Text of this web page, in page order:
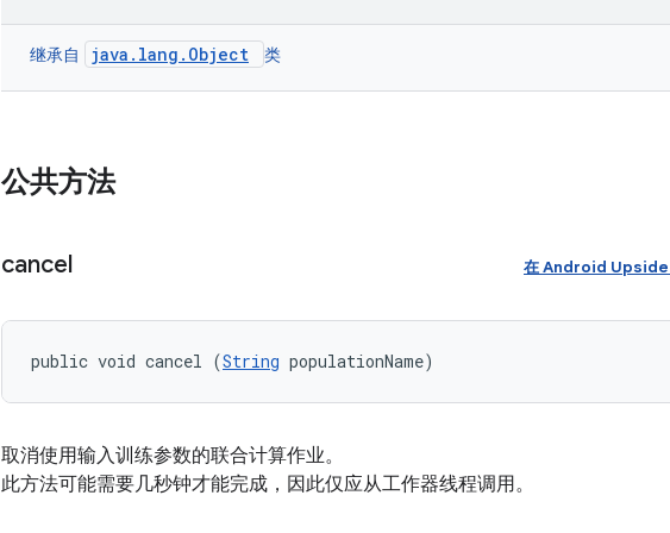
继承自 java.lang.Object 类
公共方法
cancel 在 Android
public void cancel (String populationName)
取消使用输入训练参数的联合计算作业。
此方法可能需要几秒钟才能完成，因此仅应从工作器线程调用。